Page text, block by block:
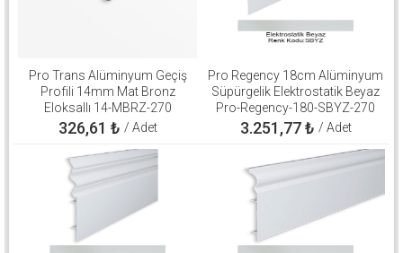
Pro Trans Alüminyum Geçiş
Profili 14mm Mat Bronz
Eloksallı 14-MBRZ-270
326,61 ₺ / Adet
Pro Regency 18cm Alüminyum
Süpürgelik Elektrostatik Beyaz
Pro-Regency-180-SBYZ-270
3.251,77₺ / Adet